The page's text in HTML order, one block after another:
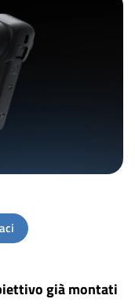
già montati